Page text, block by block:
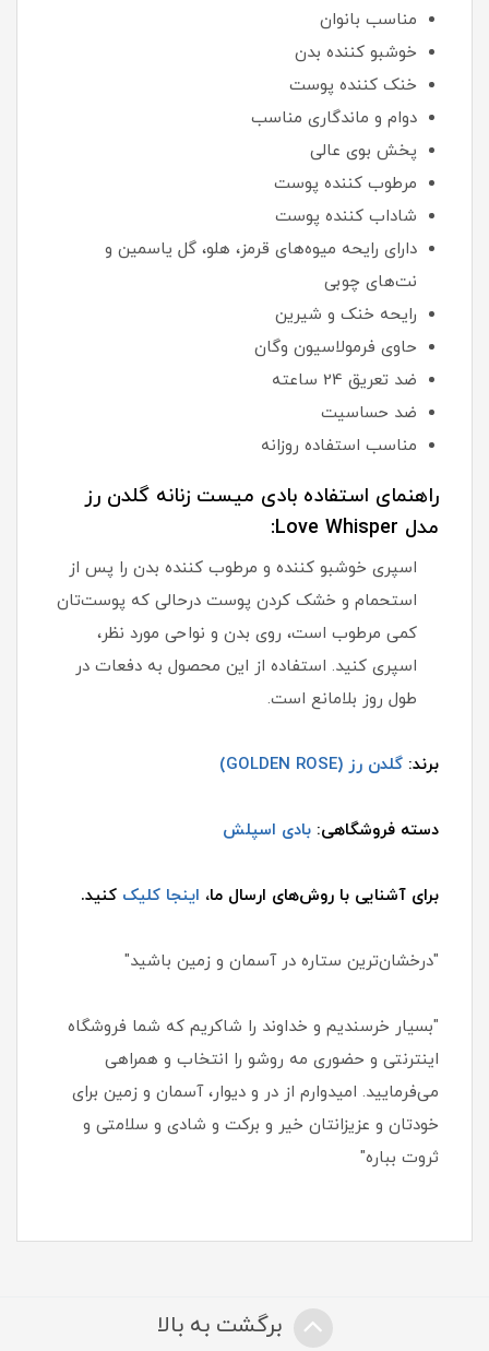
مناسب بانوان
خوشبو کننده بدن
خنک کننده پوست
دوام و ماندگاری مناسب
پخش بوی عالی
مرطوب کننده پوست
شاداب کننده پوست
دارای رایحه میوه‌های قرمز، هلو، گل یاسمین و
نت‌های چوبی
رایحه خنک و شیرین
حاوی فرمولاسیون وگان
ضد تعریق 24 ساعته
ضد حساسیت
مناسب استفاده روزانه
راهنمای استفاده بادی میست زنانه گلدن رز
مدل Love Whisper:
اسپری خوشبو کننده و مرطوب کننده بدن را پس از
استحمام و خشک کردن پوست درحالی که پوست‌تان
کمی مرطوب است، روی بدن و نواحی مورد نظر،
اسپری کنید. استفاده از این محصول به دفعات در
طول روز بلامانع است.
برند: گلدن رز (GOLDEN ROSE)
دسته فروشگاهی: بادی اسپلش
برای آشنایی با روش‌های ارسال ما، اینجا کلیک کنید.
"درخشان‌ترین ستاره در آسمان و زمین باشید"
"بسیار خرسندیم و خداوند را شاکریم که شما فروشگاه
اینترنتی و حضوری مه روشو را انتخاب و همراهی
می‌فرمایید. امیدوارم از در و دیوار، آسمان و زمین برای
خودتان و عزیزانتان خیر و برکت و شادی و سلامتی و
ثروت بباره"
برگشت به بالا